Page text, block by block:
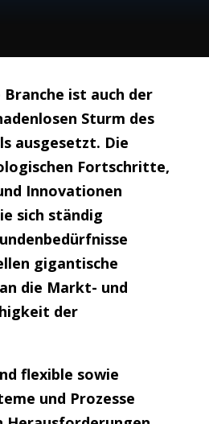
ist auch der
Sturm des
ausgesetzt. Die
Fortschritte,
Innovationen
sich ständig
gigantische
die Markt- und
der
flexible sowie
und Prozesse